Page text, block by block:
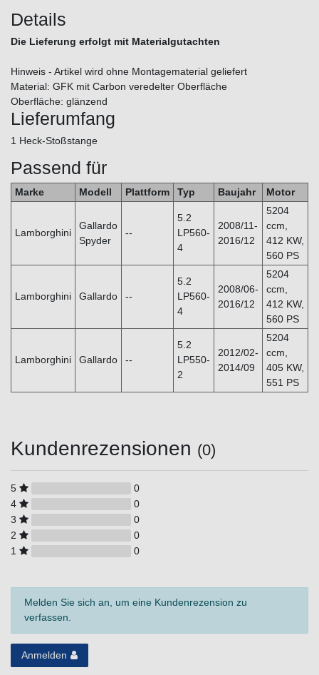
Details
Die Lieferung erfolgt mit Materialgutachten
Hinweis - Artikel wird ohne Montagematerial geliefert
Material: GFK mit Carbon veredelter Oberfläche
Oberfläche: glänzend
Lieferumfang
1 Heck-Stoßstange
Passend für
Marke Modell Plattform Typ Baujahr Motor
Lamborghini
Gallardo
Spyder
--
5.2
LP560-
4
2008/11-
2016/12
5204
ccm,
412 KW,
560 PS
Lamborghini Gallardo --
5.2
LP560-
4
2008/06-
2016/12
5204
ccm,
412 KW,
560 PS
Lamborghini Gallardo --
5.2
LP550-
2
2012/02-
2014/09
5204
ccm,
405 KW,
551 PS
Kundenrezensionen (0)
5
0
4
0
3
0
2
0
1
0
Melden Sie sich an, um eine Kundenrezension zu
verfassen.
Anmelden